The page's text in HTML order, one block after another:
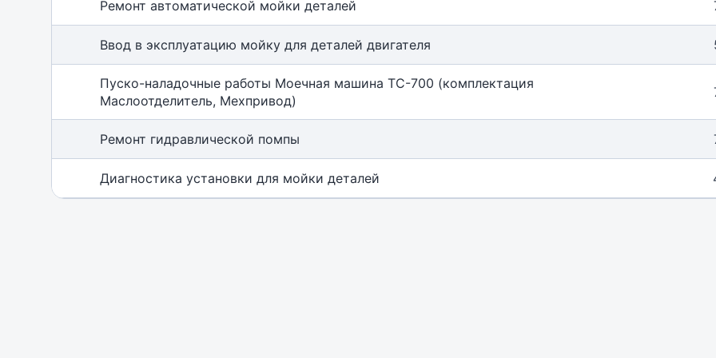
Ремонт автоматической мойки деталей
Ввод в эксплуатацию мойку для деталей двигателя
Пуско-наладочные работы Моечная машина ТС-700 (комплектация
Маслоотделитель, Мехпривод)
Ремонт гидравлической помпы
Диагностика установки для мойки деталей